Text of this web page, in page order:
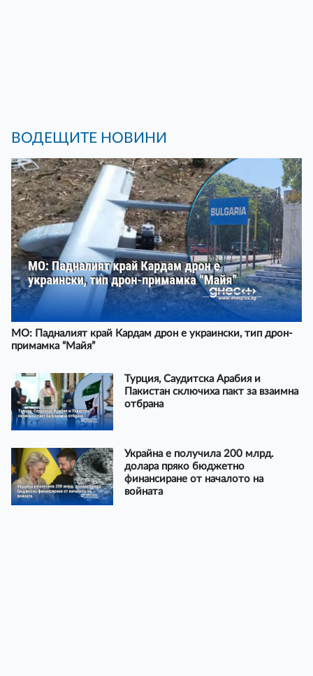
ВОДЕЩИТЕ НОВИНИ
МО: Падналият край Кардам дрон е украински, тип дрон-
примамка “Майя”
Турция, Саудитска Арабия и
Пакистан сключиха пакт за взаимна
отбрана
Украйна е получила 200 млрд.
долара пряко бюджетно
финансиране от началото на
войната